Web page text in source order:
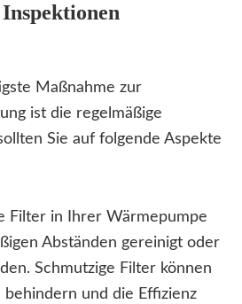
Maßnahme zur
ist die regelmäßige
Sie auf folgende Aspekte
Filter in Ihrer Wärmepumpe
Abständen gereinigt oder
Schmutzige Filter können
und die Effizienz